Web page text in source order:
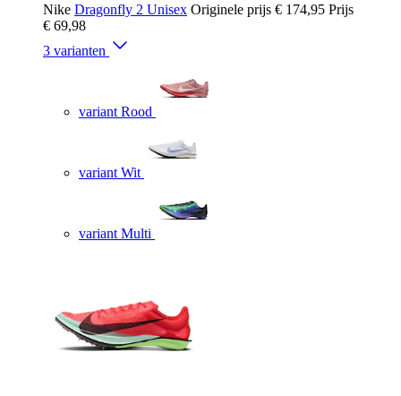
Nike Dragonfly 2 Unisex Originele prijs € 174,95 Prijs
€ 69,98
3 varianten
variant Rood
variant Wit
variant Multi